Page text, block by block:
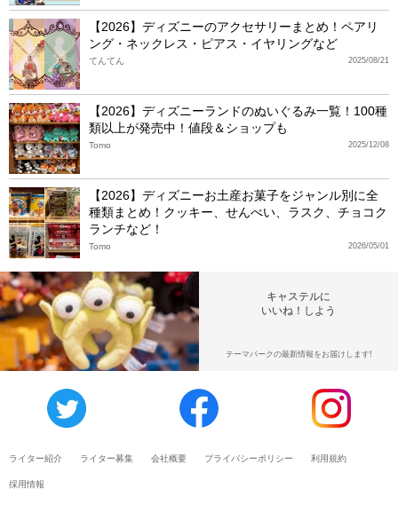
【2026】ディズニーのアクセサリーまとめ！ペアリ
ング・ネックレス・ピアス・イヤリングなど
2025/08/21
てんてん
【2026】ディズニーランドのぬいぐるみ一覧！100種
類以上が発売中！値段＆ショップも
2025/12/08
Tomo
【2026】ディズニーお土産お菓子をジャンル別に全
種類まとめ！クッキー、せんべい、ラスク、チョコク
ランチなど！
2026/05/01
Tomo
キャステルに
いいね！しよう
テーマパークの最新情報をお届けします!
ライター紹介 ライター募集 会社概要 プライバシーポリシー 利用規約
採用情報